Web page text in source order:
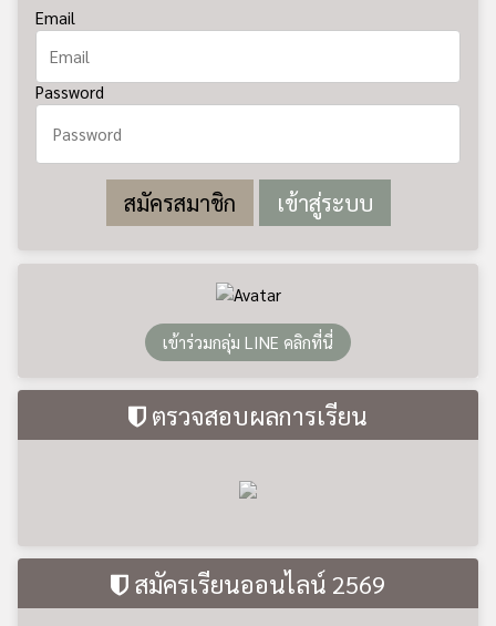
Email
Password
สมัครสมาชิก
เข้าร่วมกลุ่ม LINE คลิกที่นี่
ตรวจสอบผลการเรียน
สมัครเรียนออนไลน์ 2569